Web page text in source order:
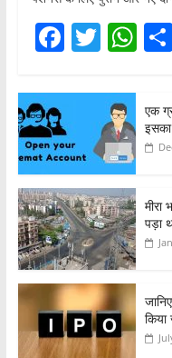
F
c
e
b
o
o
k
T
itt
er
W
s
A
p
एक
मीरा
पड़ा
किया